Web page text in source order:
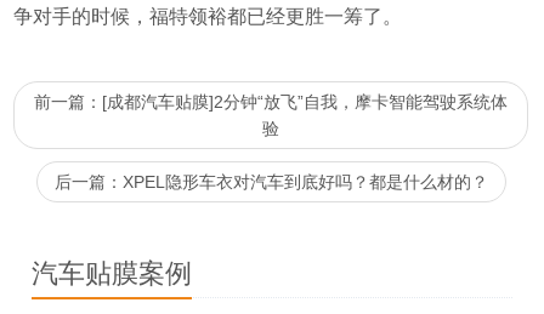
争对手的时候，福特领裕都已经更胜一筹了。
前一篇：[成都汽车贴膜]2分钟“放飞”自我，摩卡智能驾驶系统体
验
后一篇：XPEL隐形车衣对汽车到底好吗？都是什么材的？
汽车贴膜案例